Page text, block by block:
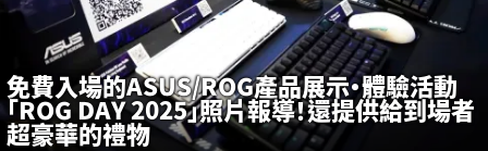
免費入場的ASUS/ROG產品展示・體驗活動
「ROG DAY 2025」照片報導！還提供給到場者
超豪華的禮物